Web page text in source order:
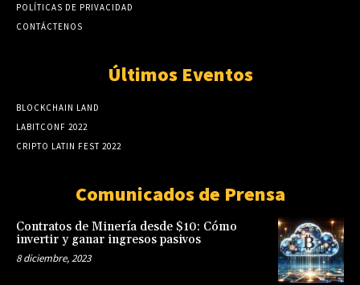
POLÍTICAS DE PRIVACIDAD
CONTÁCTENOS
Últimos Eventos
BLOCKCHAIN LAND
LABITCONF 2022
CRIPTO LATIN FEST 2022
Comunicados de Prensa
Contratos de Minería desde $10: Cómo
invertir y ganar ingresos pasivos
8 diciembre, 2023